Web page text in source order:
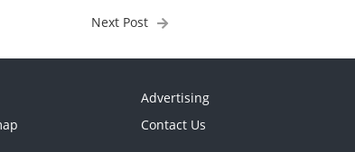
Next Post
Advertising
Contact Us